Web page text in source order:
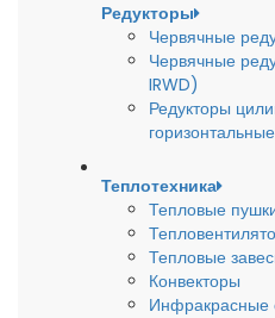
Редукторы
Червячные
Червячные
IRWD)
Редукторы
Теплотехника
Тепловые
Тепловые
Конвекторы
Инфракрасные